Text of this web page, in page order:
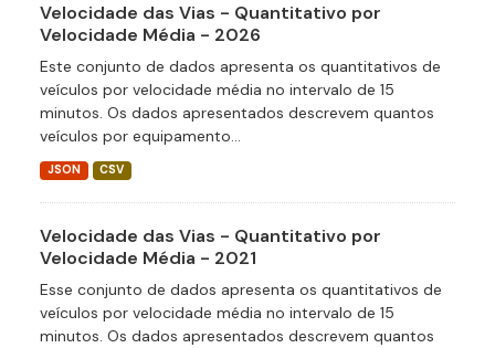
Velocidade das Vias - Quantitativo por
Velocidade Média - 2026
Este conjunto de dados apresenta os quantitativos de
veículos por velocidade média no intervalo de 15
minutos. Os dados apresentados descrevem quantos
veículos por equipamento...
JSON CSV
Velocidade das Vias - Quantitativo por
Velocidade Média - 2021
Esse conjunto de dados apresenta os quantitativos de
veículos por velocidade média no intervalo de 15
minutos. Os dados apresentados descrevem quantos